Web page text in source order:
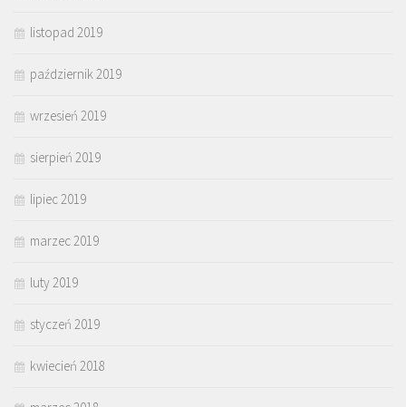
listopad 2019
październik 2019
wrzesień 2019
sierpień 2019
lipiec 2019
marzec 2019
luty 2019
styczeń 2019
kwiecień 2018